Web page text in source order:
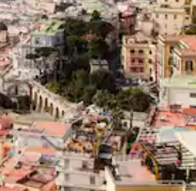
baixo do teclado ou tocando e